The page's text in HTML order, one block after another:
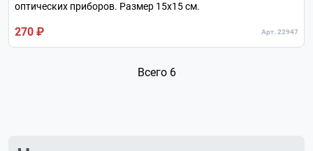
оптических приборов. Размер 15х15 см.
270 ₽ Арт. 22947
Всего 6